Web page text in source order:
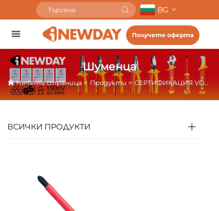
BG
Получете оферта
Шуменца
Начална страница> Продукти> СЕРТИФИКАЦИЯ VDE ИЗОЛИРАНИ ИНСТРУМЕНТИ
ВСИЧКИ ПРОДУКТИ